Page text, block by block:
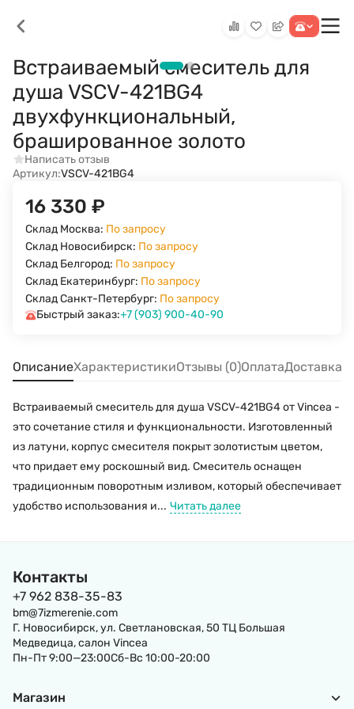
Встраиваемый смеситель для
душа VSCV-421BG4
двухфункциональный,
брашированное золото
Написать отзыв
Артикул:VSCV-421BG4
16 330 ₽
Склад Москва: По запросу
Склад Новосибирск: По запросу
Склад Белгород: По запросу
Склад Екатеринбург: По запросу
Склад Санкт-Петербург: По запросу
Быстрый заказ:+7 (903) 900-40-90
ОписаниеХарактеристикиОтзывы (0)ОплатаДоставка
Встраиваемый смеситель для душа VSCV-421BG4 от Vincea -
это сочетание стиля и функциональности. Изготовленный
из латуни, корпус смесителя покрыт золотистым цветом,
что придает ему роскошный вид. Смеситель оснащен
традиционным поворотным изливом, который обеспечивает
удобство использования и... Читать далее
Контакты
+7 962 838-35-83
bm@7izmerenie.com
Г. Новосибирск, ул. Светлановская, 50 ТЦ Большая
Медведица, салон Vincea
Пн-Пт 9:00—23:00Сб-Вс 10:00-20:00
Магазин